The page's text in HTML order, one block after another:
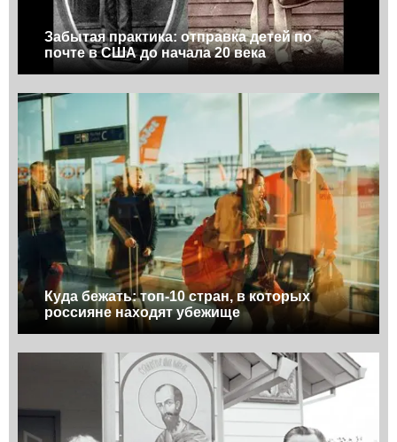
Забытая практика: отправка детей по
почте в США до начала 20 века
Куда бежать: топ-10 стран, в которых
россияне находят убежище